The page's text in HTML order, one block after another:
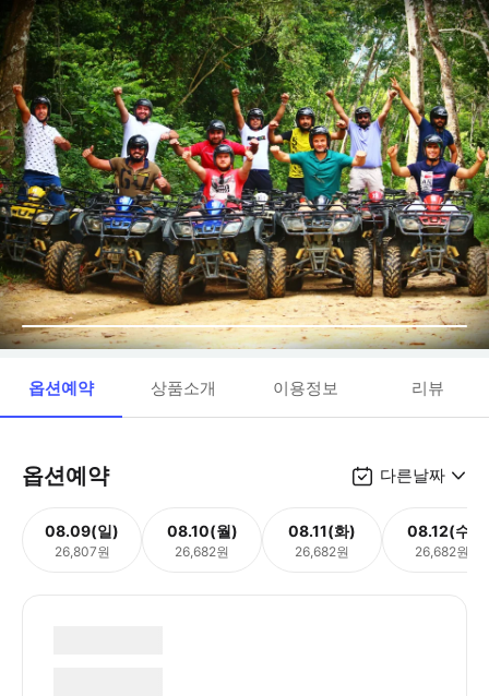
옵션예약 상품소개 이용정보 리뷰
옵션예약 다른날짜
08.09(일)
26,807원
08.10(월)
26,682원
08.11(화)
26,682원
08.12(수)
26,682원